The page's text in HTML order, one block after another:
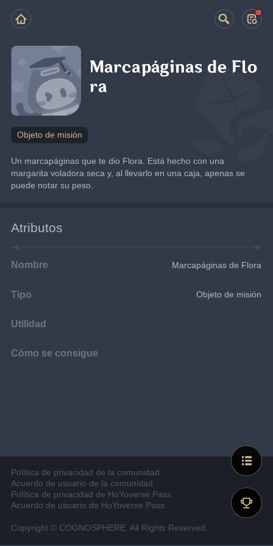
Marcapáginas de Flo
ra
Objeto de misión
Un marcapáginas que te dio Flora. Está hecho con una
margarita voladora seca y, al llevarlo en una caja, apenas se
puede notar su peso.
Atributos
Nombre Marcapáginas de Flora
Tipo Objeto de misión
Utilidad
Cómo se consigue
Política de privacidad de la comunidad
Acuerdo de usuario de la comunidad
Política de privacidad de HoYoverse Pass
Acuerdo de usuario de HoYoverse Pass
Copyright © COGNOSPHERE. All Rights Reserved.